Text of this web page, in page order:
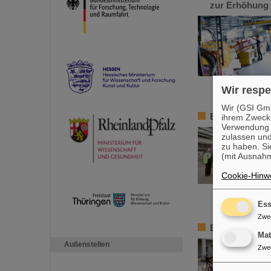
Außenstellen
zur
BMBF-
Erneut großer
Wir
Wir (GSI
ihrem
zulassen
zu haben.
(mit
Cookie-